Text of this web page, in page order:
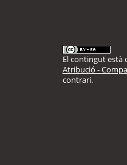
El contingut està
Atribució -
contrari.